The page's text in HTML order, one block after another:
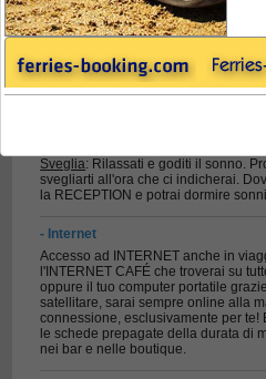
- Reception / Ufficio informazioni
Sveglia: Rilassati e goditi il sonno.
svegliarti all'ora che ci indicherai.
la RECEPTION e potrai dormire
- Internet
Accesso ad INTERNET anche in
l'INTERNET CAFÉ che troverai su
oppure il tuo computer portatile
satellitare, sarai sempre online alla
connessione, esclusivamente per te!
le schede prepagate della durata di
nei bar e nelle boutique.